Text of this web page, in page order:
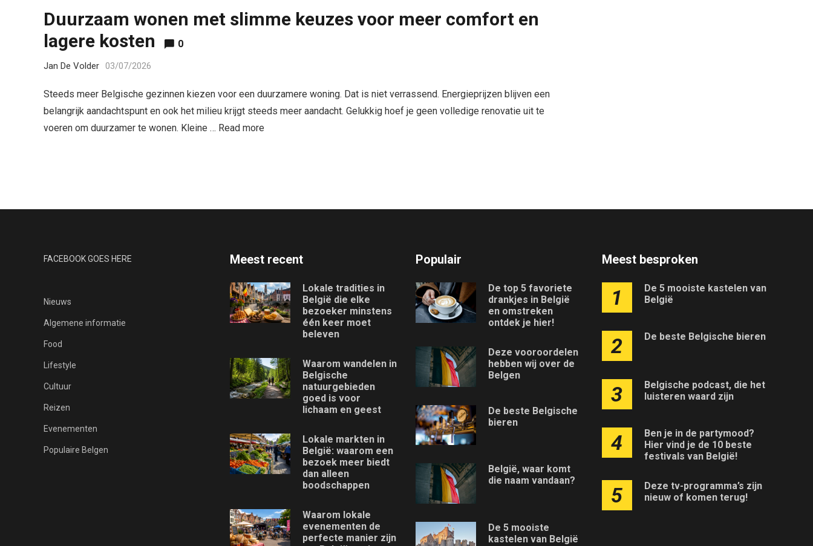
Duurzaam wonen met slimme keuzes voor meer comfort en
lagere kosten
0
Jan De Volder 03/07/2026
Steeds meer Belgische gezinnen kiezen voor een duurzamere woning. Dat is niet verrassend. Energieprijzen blijven een
belangrijk aandachtspunt en ook het milieu krijgt steeds meer aandacht. Gelukkig hoef je geen volledige renovatie uit te
voeren om duurzamer te wonen. Kleine … Read more
FACEBOOK GOES HERE
Nieuws
Algemene informatie
Food
Lifestyle
Cultuur
Reizen
Evenementen
Populaire Belgen
Meest recent
Lokale tradities in
België die elke
bezoeker minstens
één keer moet
beleven
Waarom wandelen in
Belgische
natuurgebieden
goed is voor
lichaam en geest
Lokale markten in
België: waarom een
bezoek meer biedt
dan alleen
boodschappen
Waarom lokale
evenementen de
perfecte manier zijn
Populair
De top 5 favoriete
drankjes in België
en omstreken
ontdek je hier!
Deze vooroordelen
hebben wij over de
Belgen
De beste Belgische
bieren
België, waar komt
die naam vandaan?
De 5 mooiste
kastelen van België
Meest besproken
1
De 5 mooiste kastelen van
België
2 De beste Belgische bieren
3
Belgische podcast, die het
luisteren waard zijn
4
Ben je in de partymood?
Hier vind je de 10 beste
festivals van België!
5
Deze tv-programma’s zijn
nieuw of komen terug!